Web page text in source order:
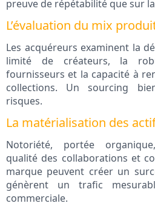
preuve de répétabilité que sur
L’évaluation du mix
Les acquéreurs examinent la
limité de créateurs, la
fournisseurs et la capacité à
collections. Un sourcing
risques.
La matérialisation des
Notoriété, portée
qualité des collaborations et
marque peuvent créer un
génèrent un trafic
commerciale.